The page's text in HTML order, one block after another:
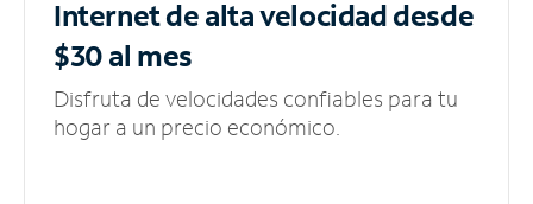
Internet de alta velocidaddesde
$30 al mes
Disfruta de velocidades confiables para tu
hogar a un precio económico.